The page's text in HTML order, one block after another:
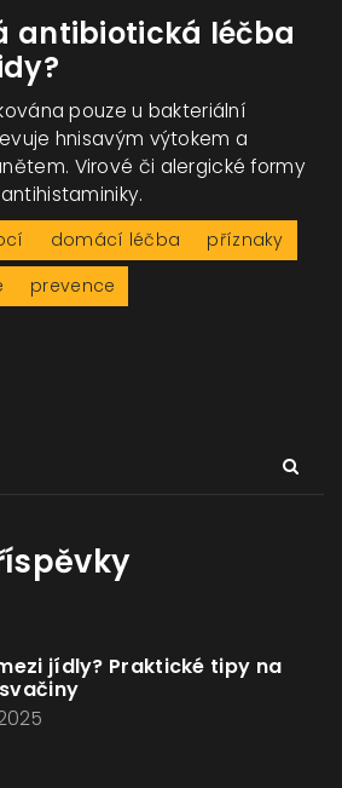
antibiotická léčba
pouze u bakteriální
hnisavým výtokem a
Virové či alergické formy
domácí léčba
příznaky
prevence
jídly? Praktické tipy na